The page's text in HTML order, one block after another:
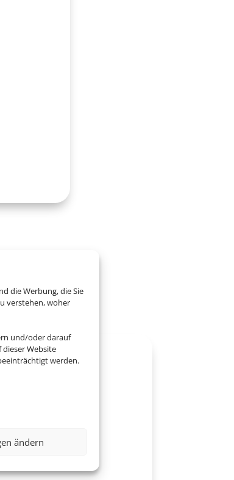
die Werbung, die Sie
verstehen, woher
und/oder darauf
Website
werden.
ändern